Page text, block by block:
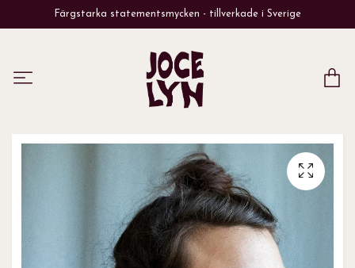
Färgstarka statementsmycken - tillverkade i Sverige